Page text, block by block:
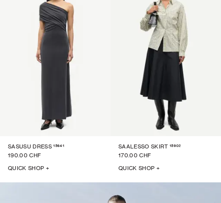
SASUSU DRESS 15641
190.00 CHF
QUICK SHOP +
SAALESSO SKIRT 15902
170.00 CHF
QUICK SHOP +